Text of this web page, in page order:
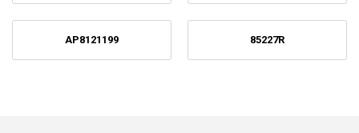
AP8121199 85227R